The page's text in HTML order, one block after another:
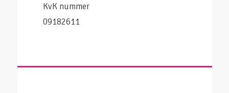
KvK nummer
09182611